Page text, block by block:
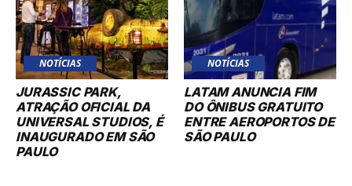
NOTÍCIAS
JURASSIC PARK,
ATRAÇÃO OFICIAL DA
UNIVERSAL STUDIOS, É
INAUGURADO EM SÃO
PAULO
NOTÍCIAS
LATAM ANUNCIA FIM
DO ÔNIBUS GRATUITO
ENTRE AEROPORTOS DE
SÃO PAULO